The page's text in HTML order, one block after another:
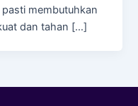
membutuhkan
dan tahan […]